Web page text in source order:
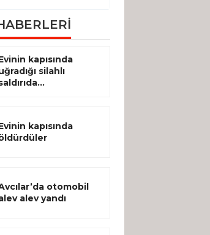
kapısında
silahlı
kapısında
otomobil
alev yandı